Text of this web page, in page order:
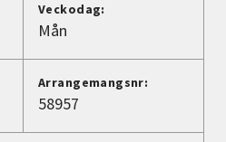
Veckodag:
Mån
Arrangemangsnr:
58957